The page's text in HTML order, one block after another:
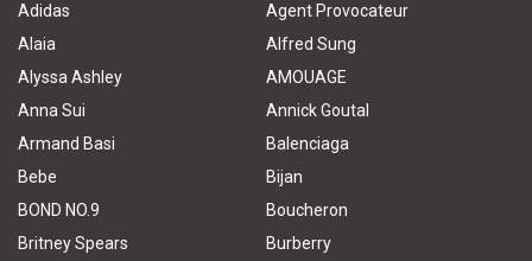
Adidas
Agent Provocateur
Alaia
Alfred Sung
Alyssa Ashley
AMOUAGE
Anna Sui
Annick Goutal
Armand Basi
Balenciaga
Bebe
Bijan
BOND NO.9
Boucheron
Britney Spears
Burberry